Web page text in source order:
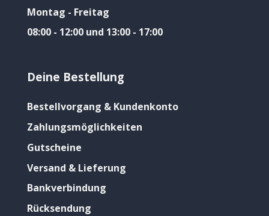
Montag - Freitag
08:00 - 12:00 und 13:00 - 17:00
Deine Bestellung
Bestellvorgang & Kundenkonto
Zahlungsmöglichkeiten
Gutscheine
Versand & Lieferung
Bankverbindung
Rücksendung